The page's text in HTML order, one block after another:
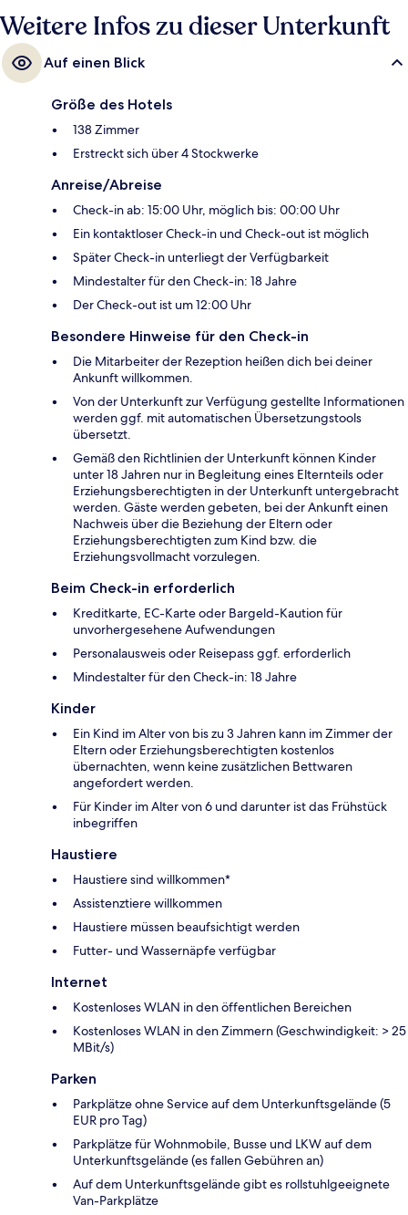
Weitere Infos zu dieser Unterkunft
Auf einen Blick
Größe des Hotels
138 Zimmer
Erstreckt sich über 4 Stockwerke
Anreise/Abreise
Check-in ab: 15:00 Uhr, möglich bis: 00:00 Uhr
Ein kontaktloser Check-in und Check-out ist möglich
Später Check-in unterliegt der Verfügbarkeit
Mindestalter für den Check-in: 18 Jahre
Der Check-out ist um 12:00 Uhr
Besondere Hinweise für den Check-in
Die Mitarbeiter der Rezeption heißen dich bei deiner
Ankunft willkommen.
Von der Unterkunft zur Verfügung gestellte Informationen
werden ggf. mit automatischen Übersetzungstools
übersetzt.
Gemäß den Richtlinien der Unterkunft können Kinder
unter 18 Jahren nur in Begleitung eines Elternteils oder
Erziehungsberechtigten in der Unterkunft untergebracht
werden. Gäste werden gebeten, bei der Ankunft einen
Nachweis über die Beziehung der Eltern oder
Erziehungsberechtigten zum Kind bzw. die
Erziehungsvollmacht vorzulegen.
Beim Check-in erforderlich
Kreditkarte, EC-Karte oder Bargeld-Kaution für
unvorhergesehene Aufwendungen
Personalausweis oder Reisepass ggf. erforderlich
Mindestalter für den Check-in: 18 Jahre
Kinder
Ein Kind im Alter von bis zu 3 Jahren kann im Zimmer der
Eltern oder Erziehungsberechtigten kostenlos
übernachten, wenn keine zusätzlichen Bettwaren
angefordert werden.
Für Kinder im Alter von 6 und darunter ist das Frühstück
inbegriffen
Haustiere
Haustiere sind willkommen*
Assistenztiere willkommen
Haustiere müssen beaufsichtigt werden
Futter- und Wassernäpfe verfügbar
Internet
Kostenloses WLAN in den öffentlichen Bereichen
Kostenloses WLAN in den Zimmern (Geschwindigkeit: > 25
MBit/s)
Parken
Parkplätze ohne Service auf dem Unterkunftsgelände (5
EUR pro Tag)
Parkplätze für Wohnmobile, Busse und LKW auf dem
Unterkunftsgelände (es fallen Gebühren an)
Auf dem Unterkunftsgelände gibt es rollstuhlgeeignete
Van-Parkplätze